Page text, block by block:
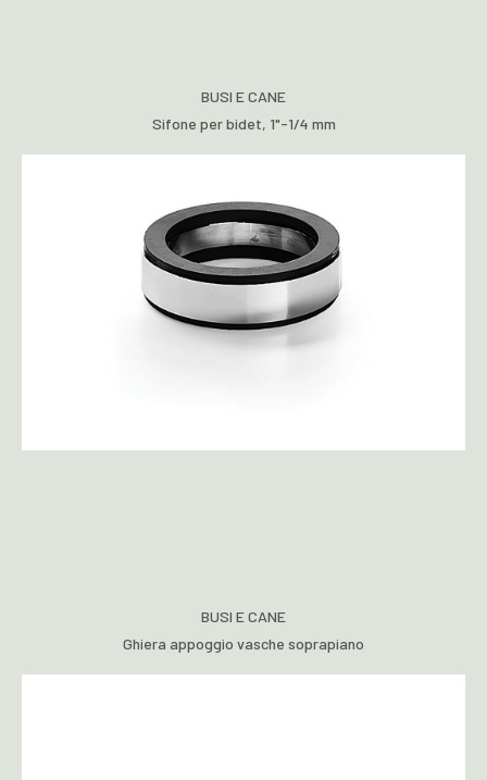
BUSI E CANE
Sifone per bidet, 1"-1/4 mm
BUSI E CANE
Ghiera appoggio vasche soprapiano